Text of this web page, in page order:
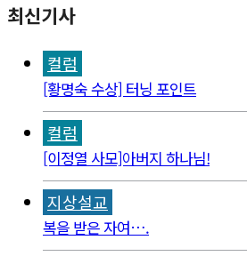
최신기사
컬럼
[황명숙 수상] 터닝 포인트
컬럼
[이정열 사모]아버지 하나님!
지상설교
복을 받은 자여….